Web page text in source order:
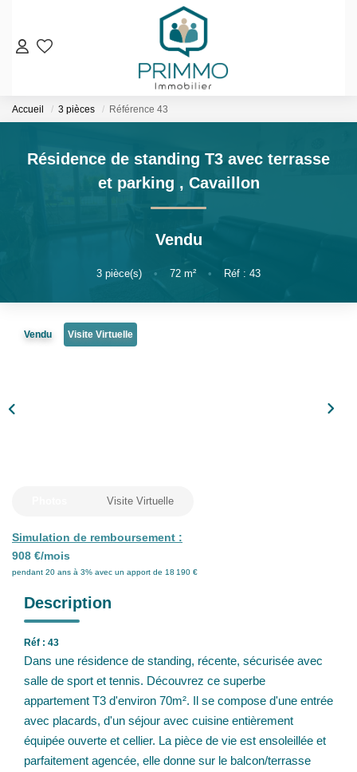
VENTES
Nos Biens En Vente
LOCATIONS
Accueil 3 pièces Référence 43
Résidence de standing T3 avec terrasse
et parking , Cavaillon
Vendu
3 pièce(s) • 72 m² • Réf : 43
Vendu Visite Virtuelle
Simulation de remboursement :
908 €/mois
pendant 20 ans à 3% avec un apport de 18 190 €
Visite Virtuelle
Description
Réf : 43
Dans une résidence de standing, récente, sécurisée avec
salle de sport et tennis. Découvrez ce superbe
appartement T3 d'environ 70m². Il se compose d'une entrée
avec placards, d'un séjour avec cuisine entièrement
équipée ouverte et cellier. La pièce de vie est ensoleillée et
parfaitement agencée, elle donne sur le balcon/terrasse